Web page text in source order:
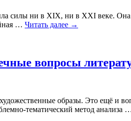
силы ни в XIX, ни в XXI веке. Она
… Читать далее →
вопросы
образы. Это ещё и
тематический метод анализа